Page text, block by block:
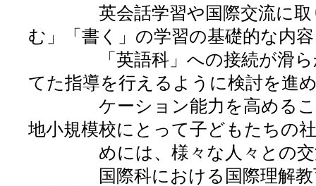
英会話学習や国際交流に取り
む」「書く」の学習の基礎的な内
「英語科」への接続が滑らか
てた指導を行えるように検討を進
ケーション能力を高めること
地小規模校にとって子どもたちの
めには、様々な人々との交
国際科における国際理解教育